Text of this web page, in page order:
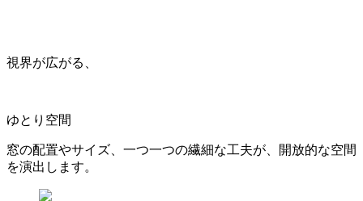
視界が広がる、
ゆとり空間
窓の配置やサイズ、一つ一つの繊細な工夫が、開放的な空間
を演出します。